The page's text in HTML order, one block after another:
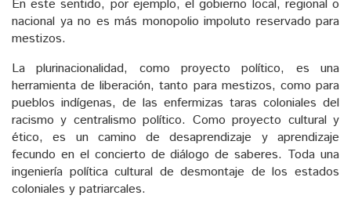
En este sentido, por ejemplo, el gobierno local, regional o
nacional ya no es más monopolio impoluto reservado para
mestizos.
La plurinacionalidad, como proyecto político, es una
herramienta de liberación, tanto para mestizos, como para
pueblos indígenas, de las enfermizas taras coloniales del
racismo y centralismo político. Como proyecto cultural y
ético, es un camino de desaprendizaje y aprendizaje
fecundo en el concierto de diálogo de saberes. Toda una
ingeniería política cultural de desmontaje de los estados
coloniales y patriarcales.